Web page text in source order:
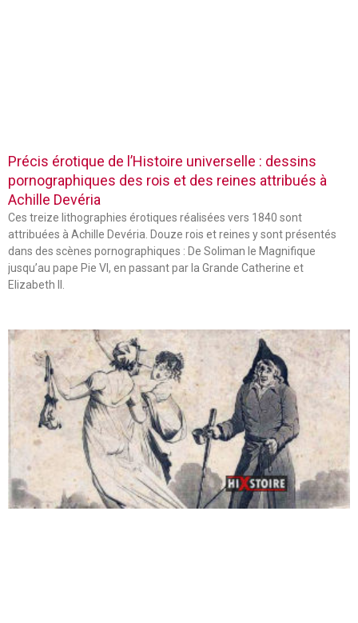
Précis érotique de l’Histoire universelle : dessins
pornographiques des rois et des reines attribués à
Achille Devéria
Ces treize lithographies érotiques réalisées vers 1840 sont
attribuées à Achille Devéria. Douze rois et reines y sont présentés
dans des scènes pornographiques : De Soliman le Magnifique
jusqu’au pape Pie VI, en passant par la Grande Catherine et
Elizabeth II.